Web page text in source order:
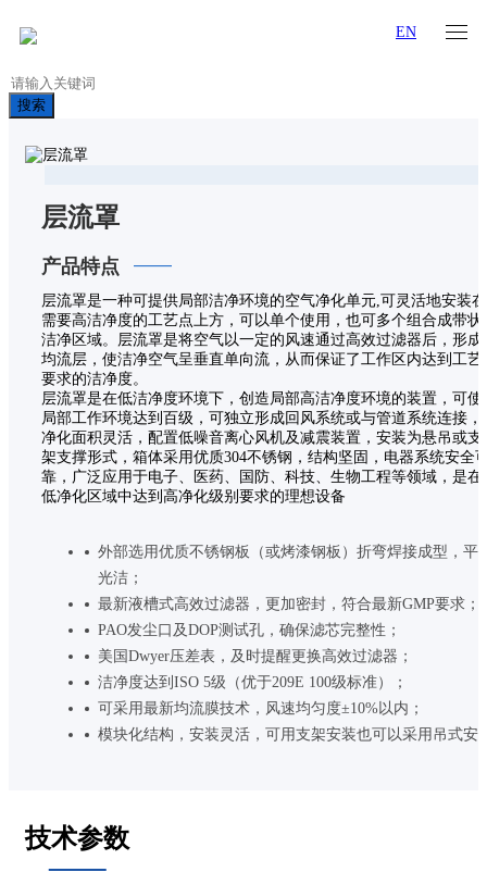
EN
搜索
层流罩
产品特点
层流罩是一种可提供局部洁净环境的空气净化单元,可灵活地安装在
需要高洁净度的工艺点上方，可以单个使用，也可多个组合成带状
洁净区域。层流罩是将空气以一定的风速通过高效过滤器后，形成
均流层，使洁净空气呈垂直单向流，从而保证了工作区内达到工艺
要求的洁净度。
层流罩是在低洁净度环境下，创造局部高洁净度环境的装置，可使
局部工作环境达到百级，可独立形成回风系统或与管道系统连接，
净化面积灵活，配置低噪音离心风机及减震装置，安装为悬吊或支
架支撑形式，箱体采用优质304不锈钢，结构坚固，电器系统安全
靠，广泛应用于电子、医药、国防、科技、生物工程等领域，是在
低净化区域中达到高净化级别要求的理想设备
外部选用优质不锈钢板（或烤漆钢板）折弯焊接成型，平
光洁；
最新液槽式高效过滤器，更加密封，符合最新GMP要求；
PAO发尘口及DOP测试孔，确保滤芯完整性；
美国Dwyer压差表，及时提醒更换高效过滤器；
洁净度达到ISO 5级（优于209E 100级标准）；
可采用最新均流膜技术，风速均匀度±10%以内；
模块化结构，安装灵活，可用支架安装也可以采用吊式安
技术参数